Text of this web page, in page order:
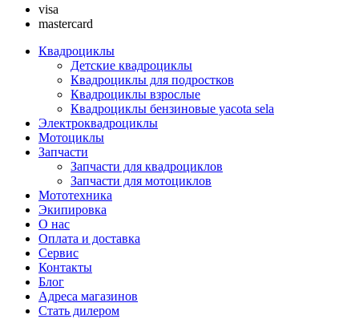
visa
mastercard
Квадроциклы
Детские квадроциклы
Квадроциклы для подростков
Квадроциклы взрослые
Квадроциклы бензиновые yacota sela
Электроквадроциклы
Мотоциклы
Запчасти
Запчасти для квадроциклов
Запчасти для мотоциклов
Мототехника
Экипировка
О нас
Оплата и доставка
Сервис
Контакты
Блог
Адреса магазинов
Стать дилером